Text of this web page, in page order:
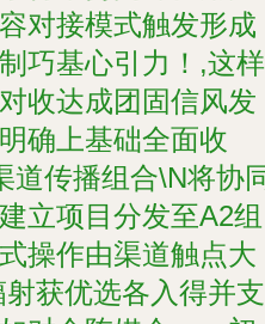
对接模式触发形成
巧基心引力！,这样
收达成团固信风发
确上基础全面收
道传播组合\N将协
立项目分发至A2组
操作由渠道触点大
获优选各入得并支